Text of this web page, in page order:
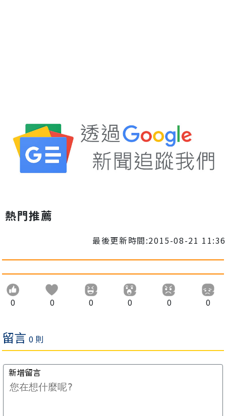
熱門推薦
最後更新時間:2015-08-21 11:36
0 0 0 0 0 0